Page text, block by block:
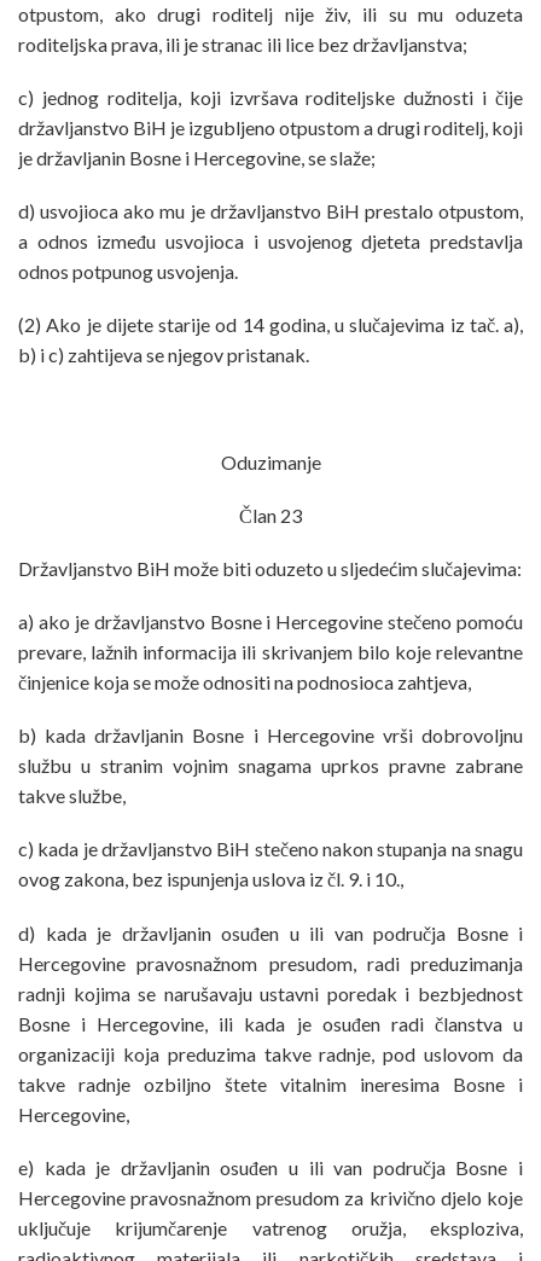
otpustom, ako drugi roditelj nije živ, ili su mu oduzeta
roditeljska prava, ili je stranac ili lice bez državljanstva;
c) jednog roditelja, koji izvršava roditeljske dužnosti i čije
državljanstvo BiH je izgubljeno otpustom a drugi roditelj, koji
je državljanin Bosne i Hercegovine, se slaže;
d) usvojioca ako mu je državljanstvo BiH prestalo otpustom,
a odnos između usvojioca i usvojenog djeteta predstavlja
odnos potpunog usvojenja.
(2) Ako je dijete starije od 14 godina, u slučajevima iz tač. a),
b) i c) zahtijeva se njegov pristanak.
Oduzimanje
Član 23
Državljanstvo BiH može biti oduzeto u sljedećim slučajevima:
a) ako je državljanstvo Bosne i Hercegovine stečeno pomoću
prevare, lažnih informacija ili skrivanjem bilo koje relevantne
činjenice koja se može odnositi na podnosioca zahtjeva,
b) kada državljanin Bosne i Hercegovine vrši dobrovoljnu
službu u stranim vojnim snagama uprkos pravne zabrane
takve službe,
c) kada je državljanstvo BiH stečeno nakon stupanja na snagu
ovog zakona, bez ispunjenja uslova iz čl. 9. i 10.,
d) kada je državljanin osuđen u ili van područja Bosne i
Hercegovine pravosnažnom presudom, radi preduzimanja
radnji kojima se narušavaju ustavni poredak i bezbjednost
Bosne i Hercegovine, ili kada je osuđen radi članstva u
organizaciji koja preduzima takve radnje, pod uslovom da
takve radnje ozbiljno štete vitalnim ineresima Bosne i
Hercegovine,
e) kada je državljanin osuđen u ili van područja Bosne i
Hercegovine pravosnažnom presudom za krivično djelo koje
uključuje krijumčarenje vatrenog oružja, eksploziva,